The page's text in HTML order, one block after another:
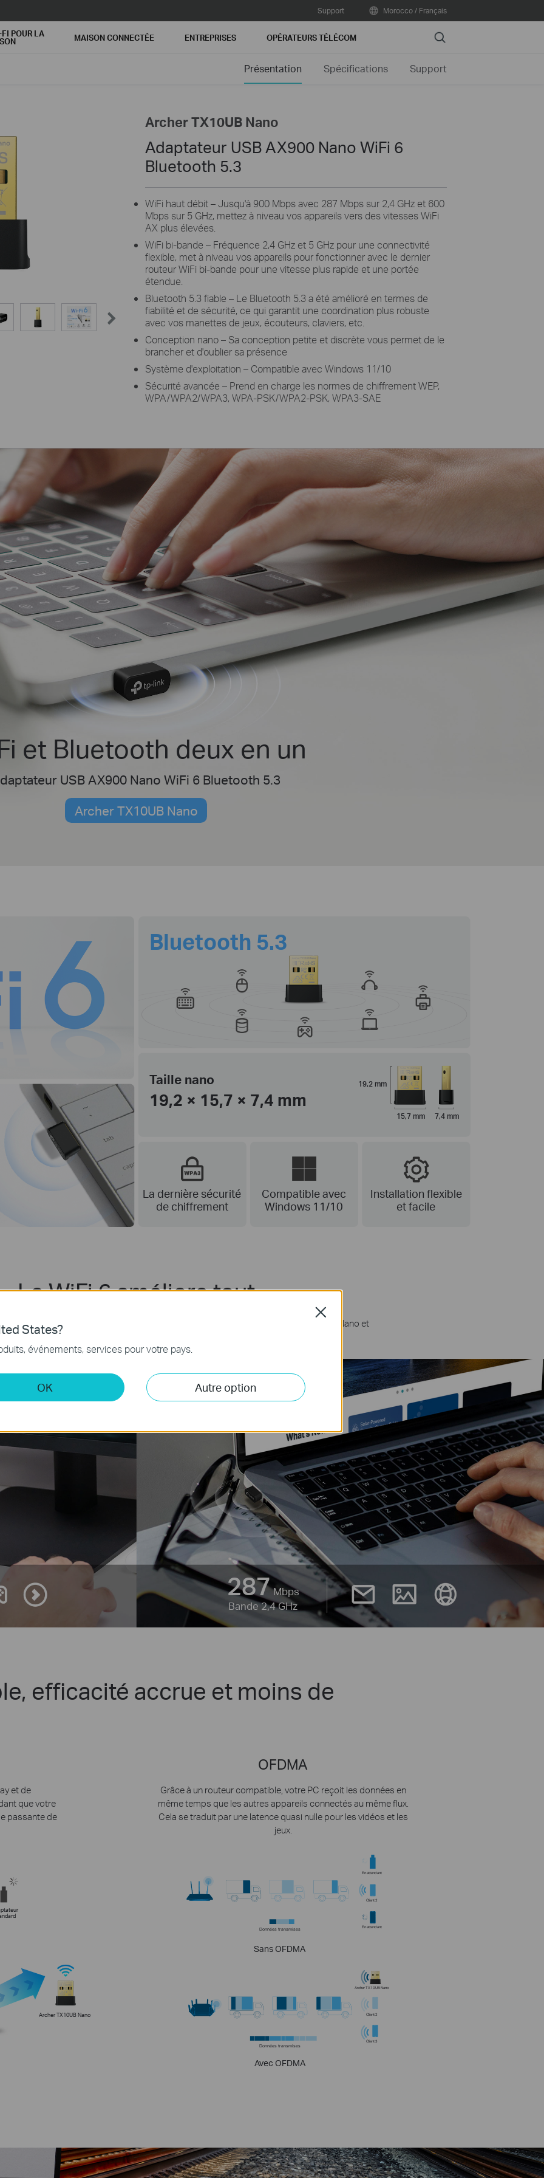
Support Morocco / Français
POUR LA MAISON CONNECTÉE ENTREPRISES OPÉRATEURS TÉLÉCOM Search
Présentation Spécifications Support
Archer TX10UB Nano
Adaptateur USB AX900 Nano WiFi 6
Bluetooth 5.3
WiFi haut débit – Jusqu'à 900 Mbps avec 287 Mbps sur 2,4 GHz et 600
Mbps sur 5 GHz, mettez à niveau vos appareils vers des vitesses WiFi
AX plus élevées.
WiFi bi-bande – Fréquence 2,4 GHz et 5 GHz pour une connectivité
flexible, met à niveau vos appareils pour fonctionner avec le dernier
routeur WiFi bi-bande pour une vitesse plus rapide et une portée
étendue.
Bluetooth 5.3 fiable – Le Bluetooth 5.3 a été amélioré en termes de
fiabilité et de sécurité, ce qui garantit une coordination plus robuste
avec vos manettes de jeux, écouteurs, claviers, etc.
Conception nano – Sa conception petite et discrète vous permet de le
brancher et d'oublier sa présence
Système d'exploitation – Compatible avec Windows 11/10
Sécurité avancée – Prend en charge les normes de chiffrement WEP,
WPA/WPA2/WPA3, WPA-PSK/WPA2-PSK, WPA3-SAE
et Bluetooth deux en un
USB AX900 Nano WiFi 6 Bluetooth 5.3
Archer TX10UB Nano
Bluetooth 5.3
Taille nano
19,2 × 15,7 × 7,4 mm
La dernière sécurité
de chiffrement
Compatible avec
Windows 11/10
Installation flexible
et facile
19,2 mm
15,7 mm 7,4 mm
Le WiFi 6 améliore tout
finis les latences et les chargements interminables. Équipez votre PC du TX10UB Nano et
profitez d'un réseau plus rapide et de connexions plus nombreuses.
287Mbps
Bande 2,4 GHz
efficacité accrue et moins de
et de
que votre
passante de
Archer TX10UB Nano
OFDMA
Grâce à un routeur compatible, votre PC reçoit les données en
même temps que les autres appareils connectés au même flux.
Cela se traduit par une latence quasi nulle pour les vidéos et les
jeux.
Sans OFDMA
Données transmises
En attendant
Client 2
En attendant
Avec OFDMA
Données transmises
Archer TX10UB Nano
Client 2
Client 3
States?
événements, services pour votre pays.
OK Autre option
Close